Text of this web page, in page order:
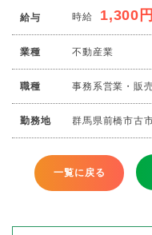
給与 時給 1,300
業種 不動産業
職種 事務系営業・販
勤務地 群馬県前橋市古
一覧に戻る